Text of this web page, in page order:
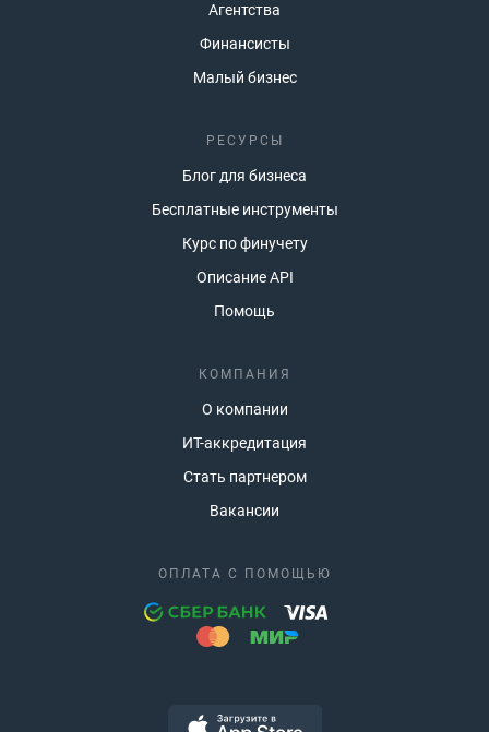
Агентства
Финансисты
Малый бизнес
РЕСУРСЫ
Блог для бизнеса
Бесплатные инструменты
Курс по финучету
Описание API
Помощь
КОМПАНИЯ
О компании
ИТ-аккредитация
Стать партнером
Вакансии
ОПЛАТА С ПОМОЩЬЮ